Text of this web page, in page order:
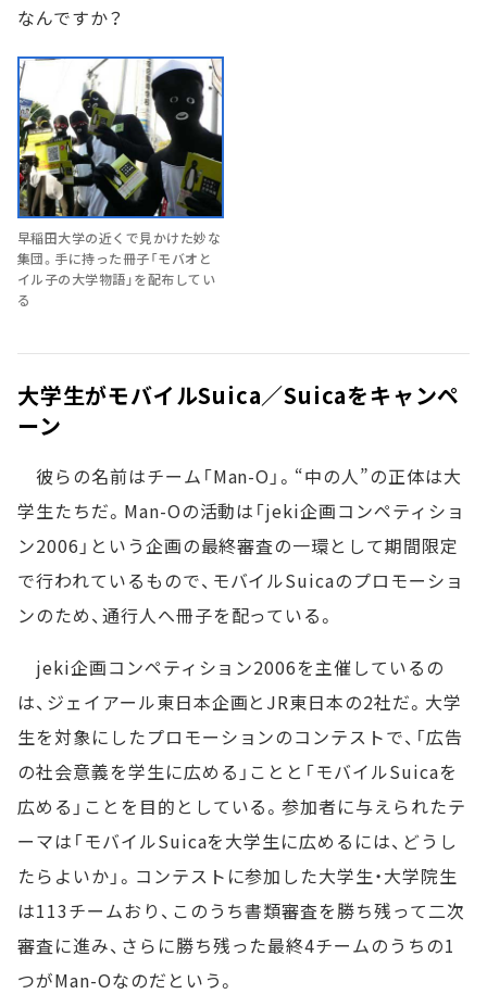
なんですか？
早稲田大学の近くで見かけた妙な
集団。手に持った冊子「モバオと
イル子の大学物語」を配布してい
る
大学生がモバイルSuica／Suicaをキャンペ
ーン
彼らの名前はチーム「Man-O」。“中の人”の正体は大
学生たちだ。Man-Oの活動は「jeki企画コンペティショ
ン2006」という企画の最終審査の一環として期間限定
で行われているもので、モバイルSuicaのプロモーショ
ンのため、通行人へ冊子を配っている。
jeki企画コンペティション2006を主催しているの
は、ジェイアール東日本企画とJR東日本の2社だ。大学
生を対象にしたプロモーションのコンテストで、「広告
の社会意義を学生に広める」ことと「モバイルSuicaを
広める」ことを目的としている。参加者に与えられたテ
ーマは「モバイルSuicaを大学生に広めるには、どうし
たらよいか」。コンテストに参加した大学生・大学院生
は113チームおり、このうち書類審査を勝ち残って二次
審査に進み、さらに勝ち残った最終4チームのうちの1
つがMan-Oなのだという。